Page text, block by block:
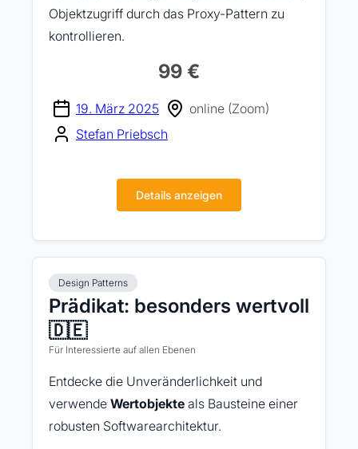
Objektzugriff durch das Proxy-Pattern zu
kontrollieren.
99 €
19. März 2025
online (Zoom)
Stefan Priebsch
Details anzeigen
Design Patterns
Prädikat: besonders wertvoll
🇩🇪
Für Interessierte auf allen Ebenen
Entdecke die Unveränderlichkeit und
verwende Wertobjekte als Bausteine einer
robusten Softwarearchitektur.